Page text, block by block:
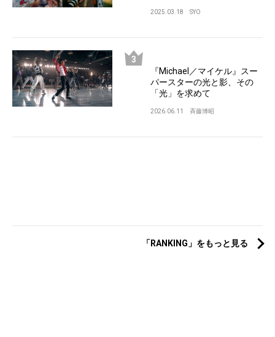
2025.03.18 SYO
『Michael／マイケル』スー
パースターの光と影、その
「光」を求めて
2026.06.11 斉藤博昭
「RANKING」をもっと見る